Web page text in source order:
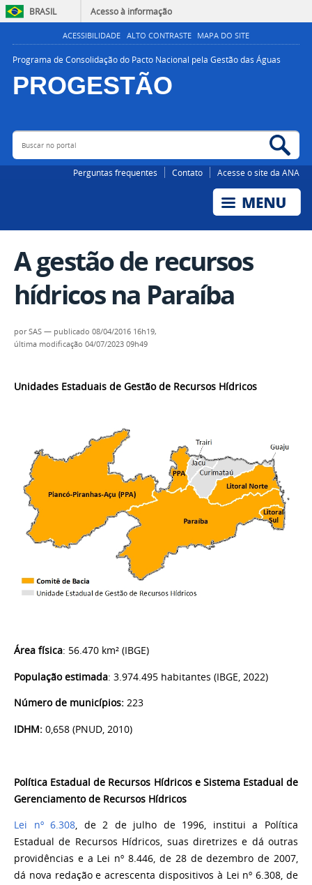
BRASIL Acesso à informação
ACESSIBILIDADE ALTO CONTRASTE MAPA DO SITE
Programa de Consolidação do Pacto Nacional pela Gestão das Águas
PROGESTÃO
AGÊNCIA NACIONAL DE ÁGUAS E SANEAMENTO BÁSICO
Buscar no portal
Perguntas frequentes Contato Acesse o site da ANA
A gestão de recursos
hídricos na Paraíba
porSAS — publicado 08/04/2016 16h19,
última modificação 04/07/2023 09h49
Unidades Estaduais de Gestão de Recursos Hídricos
Área física: 56.470 km² (IBGE)
População estimada: 3.974.495 habitantes (IBGE, 2022)
Número de municípios: 223
IDHM: 0,658 (PNUD, 2010)
Política Estadual de Recursos Hídricos e Sistema Estadual de
Gerenciamento de Recursos Hídricos
Lei nº 6.308, de 2 de julho de 1996, institui a Política
Estadual de Recursos Hídricos, suas diretrizes e dá outras
providências e a Lei nº 8.446, de 28 de dezembro de 2007,
dá nova redação e acrescenta dispositivos à Lei nº 6.308, de